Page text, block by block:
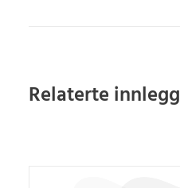
Relaterte innlegg